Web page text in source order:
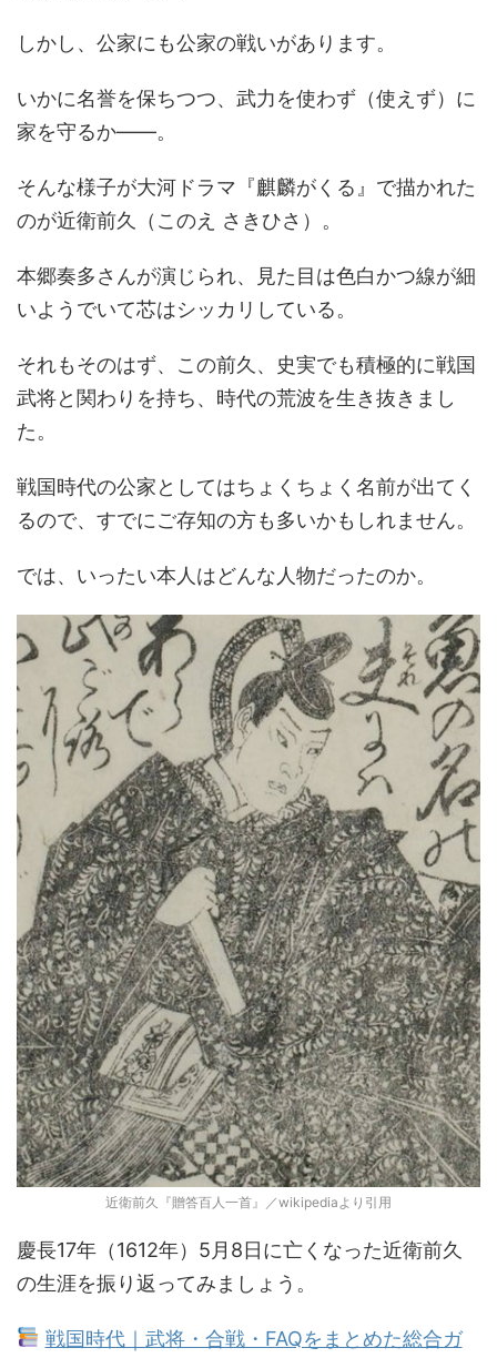
しかし、公家にも公家の戦いがあります。
いかに名誉を保ちつつ、武力を使わず（使えず）に
家を守るか――。
そんな様子が大河ドラマ『麒麟がくる』で描かれた
のが近衛前久（このえ さきひさ）。
本郷奏多さんが演じられ、見た目は色白かつ線が細
いようでいて芯はシッカリしている。
それもそのはず、この前久、史実でも積極的に戦国
武将と関わりを持ち、時代の荒波を生き抜きまし
た。
戦国時代の公家としてはちょくちょく名前が出てく
るので、すでにご存知の方も多いかもしれません。
では、いったい本人はどんな人物だったのか。
近衛前久『贈答百人一首』／wikipediaより引用
慶長17年（1612年）5月8日に亡くなった近衛前久
の生涯を振り返ってみましょう。
戦国時代｜武将・合戦・FAQをまとめた総合ガ